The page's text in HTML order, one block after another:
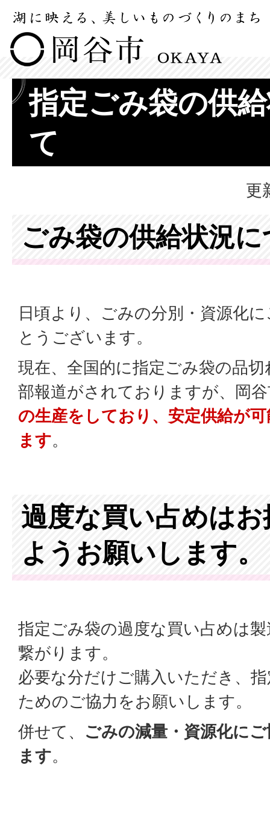
指定ごみ袋の供
て
更
ごみ袋の供給状況
日頃より、ごみの分別・資源化
とうございます。
現在、全国的に指定ごみ袋の品
部報道がされておりますが、岡
の生産をしており、安定供給が
ます。
過度な買い占めは
ようお願いします。
指定ごみ袋の過度な買い占めは
繋がります。
必要な分だけご購入いただき、
ためのご協力をお願いします。
併せて、 ごみの減量・資源化に
ます。